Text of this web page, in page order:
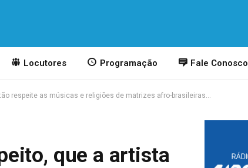
Locutores Programação Fale Conosco
respeite as músicas e religiões de matrizes afro-brasileiras…
que a artista